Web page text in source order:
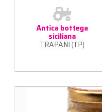
Antica bottega
siciliana
TRAPANI (TP)